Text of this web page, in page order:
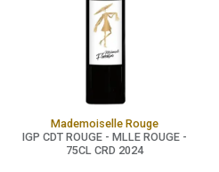
Mademoiselle Rouge
IGP CDT ROUGE - MLLE ROUGE -
75CL CRD 2024